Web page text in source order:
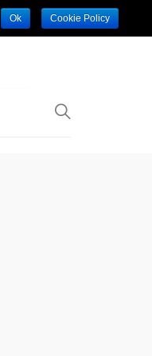
Ok Cookie Policy